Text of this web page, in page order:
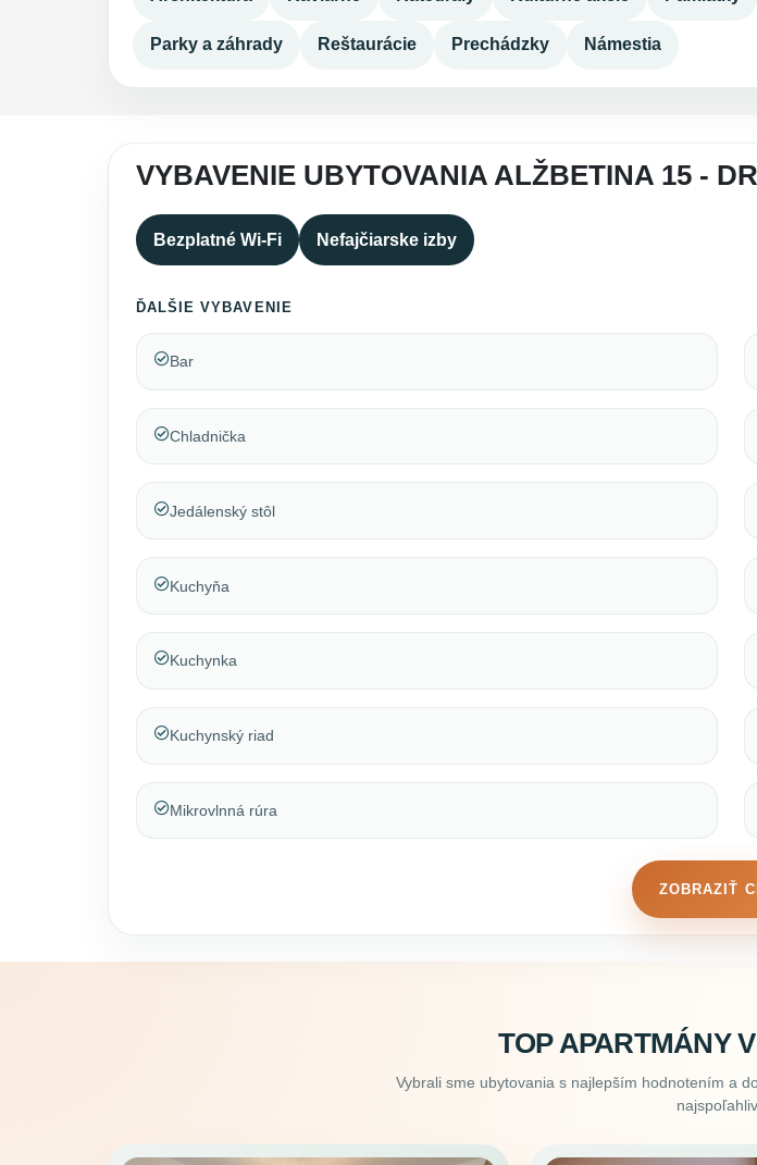
Parky a záhrady Reštaurácie Prechádzky Námestia
VYBAVENIE UBYTOVANIA ALŽBETINA 15 -
Bezplatné Wi-Fi Nefajčiarske izby
ĎALŠIE VYBAVENIE
Bar
Chladnička
Jedálenský stôl
Kuchyňa
Kuchynka
Kuchynský riad
Mikrovlnná rúra
ZOBRAZIŤ
TOP APARTMÁNY
Vybrali sme ubytovania s najlepším hodnotením a